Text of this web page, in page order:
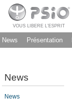
VOUS LIBERE L’ESPRIT
News Présentation
News
News